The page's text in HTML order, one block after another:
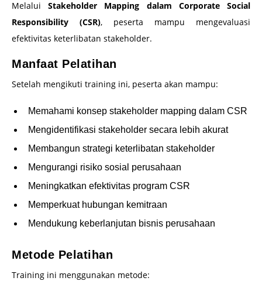
MelaluiStakeholder Mapping dalam Corporate Social
Responsibility (CSR), peserta mampu mengevaluasi
efektivitas keterlibatan stakeholder.
Manfaat Pelatihan
Setelah mengikuti training ini, peserta akan mampu:
Memahami konsep stakeholder mapping dalam CSR
Mengidentifikasi stakeholder secara lebih akurat
Membangun strategi keterlibatan stakeholder
Mengurangi risiko sosial perusahaan
Meningkatkan efektivitas program CSR
Memperkuat hubungan kemitraan
Mendukung keberlanjutan bisnis perusahaan
Metode Pelatihan
Training ini menggunakan metode: